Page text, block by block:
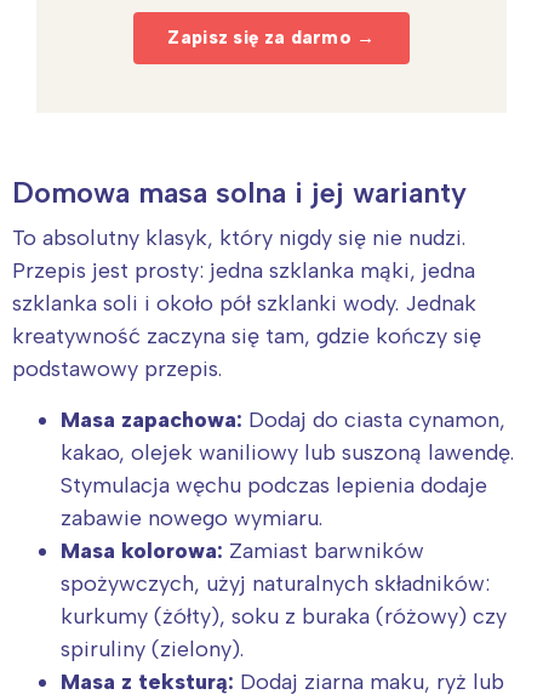
Zapisz się za darmo →
Domowa masa solna i jej warianty
To absolutny klasyk, który nigdy się nie nudzi.
Przepis jest prosty: jedna szklanka mąki, jedna
szklanka soli i około pół szklanki wody. Jednak
kreatywność zaczyna się tam, gdzie kończy się
podstawowy przepis.
Masa zapachowa: Dodaj do ciasta cynamon,
kakao, olejek waniliowy lub suszoną lawendę.
Stymulacja węchu podczas lepienia dodaje
zabawie nowego wymiaru.
Masa kolorowa: Zamiast barwników
spożywczych, użyj naturalnych składników:
kurkumy (żółty), soku z buraka (różowy) czy
spiruliny (zielony).
Masa z teksturą: Dodaj ziarna maku, ryż lub